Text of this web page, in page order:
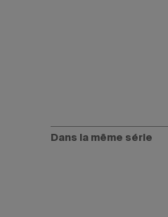
Dans la même série